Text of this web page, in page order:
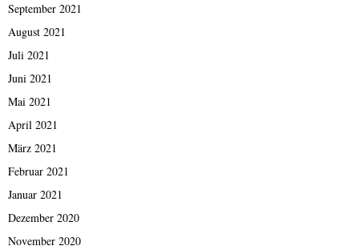
September 2021
August 2021
Juli 2021
Juni 2021
Mai 2021
April 2021
März 2021
Februar 2021
Januar 2021
Dezember 2020
November 2020